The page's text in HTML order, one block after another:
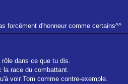
forcément d'honneur comme certains^^
dans ce que tu dis.
la race du combattant.
voir Tom comme contre-exemple.